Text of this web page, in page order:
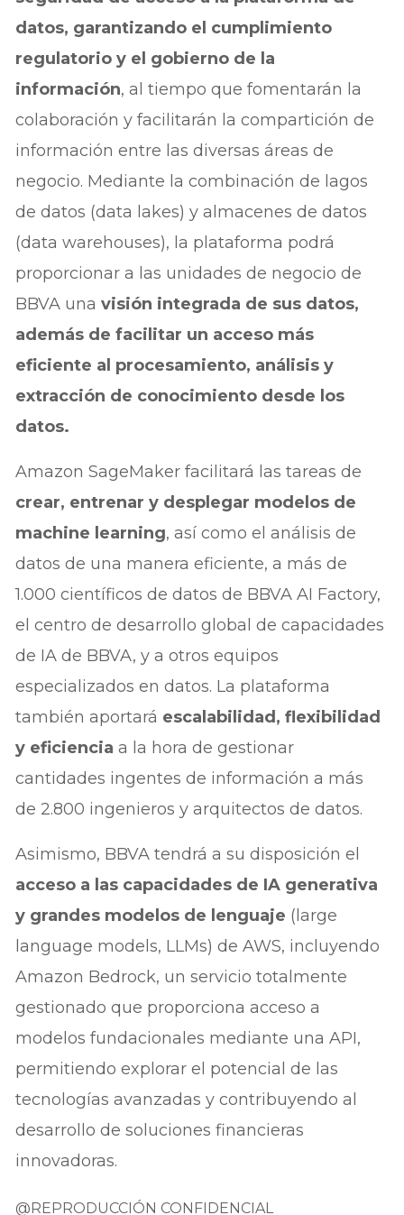
datos, garantizando el cumplimiento
regulatorio y el gobierno de la
información, al tiempo que fomentarán la
colaboración y facilitarán la compartición de
información entre las diversas áreas de
negocio. Mediante la combinación de lagos
de datos (data lakes) y almacenes de datos
(data warehouses), la plataforma podrá
proporcionar a las unidades de negocio de
BBVA unavisión integrada de sus datos,
además de facilitar un acceso más
eficiente al procesamiento, análisis y
extracción de conocimiento desde los
datos.
Amazon SageMaker facilitará las tareas de
crear, entrenar y desplegar modelos de
machine learning, así como el análisis de
datos de una manera eficiente, a más de
1.000 científicos de datos de BBVA AI Factory,
el centro de desarrollo global de capacidades
de IA de BBVA, y a otros equipos
especializados en datos. La plataforma
también aportará escalabilidad, flexibilidad
y eficiencia a la hora de gestionar
cantidades ingentes de información a más
de 2.800 ingenieros y arquitectos de datos.
Asimismo, BBVA tendrá a su disposición el
acceso a las capacidades de IA generativa
y grandes modelos de lenguaje (large
language models, LLMs) de AWS, incluyendo
Amazon Bedrock, un servicio totalmente
gestionado que proporciona acceso a
modelos fundacionales mediante una API,
permitiendo explorar el potencial de las
tecnologías avanzadas y contribuyendo al
desarrollo de soluciones financieras
innovadoras.
@REPRODUCCIÓN CONFIDENCIAL